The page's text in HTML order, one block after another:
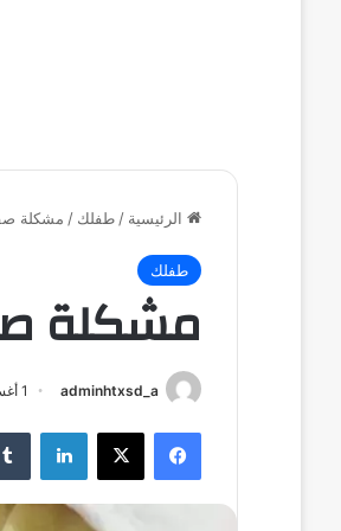
الرئيسية / طفلك / مشكلة
طفلك
مشكلة
adminhtxsd_a 1 أغسطس، 2022
فيسبوك ‫X